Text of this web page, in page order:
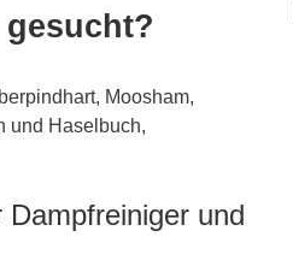
Moosham,
und Haselbuch,
und